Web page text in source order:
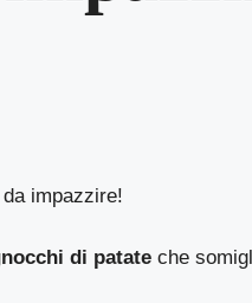
impazzire!
di patate che